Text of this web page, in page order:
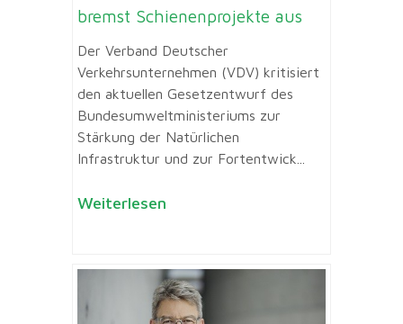
bremst Schienenprojekte aus
Der Verband Deutscher
Verkehrsunternehmen (VDV) kritisiert
den aktuellen Gesetzentwurf des
Bundesumweltministeriums zur
Stärkung der Natürlichen
Infrastruktur und zur Fortentwick...
Weiterlesen